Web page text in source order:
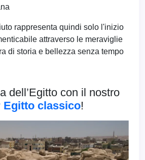
rappresenta quindi solo l'inizio
attraverso le meraviglie
di storia e bellezza senza tempo
dell’Egitto con il nostro
Egitto classico!